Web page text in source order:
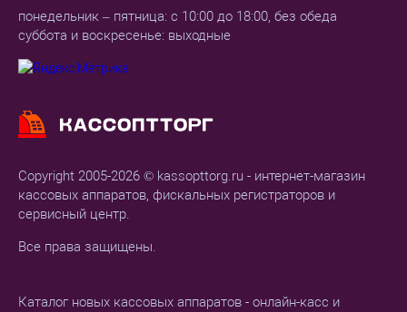
Copyright 2005-2026 © kassopttorg.ru - интернет-магазин
кассовых аппаратов, фискальных регистраторов и
сервисный центр.
Все права защищены.
Каталог новых кассовых аппаратов - онлайн-касс и
понедельник – пятница: с 10:00 до 18:00, без обеда
суббота и воскресенье: выходные